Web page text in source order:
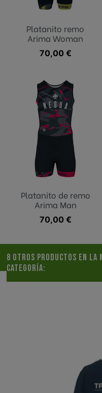
Platanito remo
Arima Woman
Precio
70,00 €
Platanito de remo
Arima Man
Precio
70,00 €
8 OTROS PRODUCTOS EN LA
CATEGORÍA: